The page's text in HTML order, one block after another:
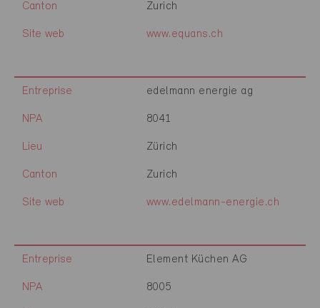
Canton Zurich
Site web www.equans.ch
Entreprise edelmann energie ag
NPA 8041
Lieu Zürich
Canton Zurich
Site web www.edelmann-energie.ch
Entreprise Element Küchen AG
NPA 8005